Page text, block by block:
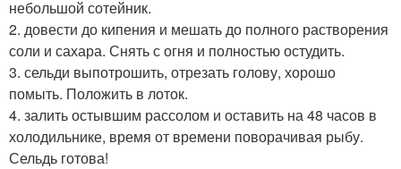
небольшой сотейник.
2. довести до кипения и мешать до полного растворения
соли и сахара. Снять с огня и полностью остудить.
3. сельди выпотрошить, отрезать голову, хорошо
помыть. Положить в лоток.
4. залить остывшим рассолом и оставить на 48 часов в
холодильнике, время от времени поворачивая рыбу.
Сельдь готова!